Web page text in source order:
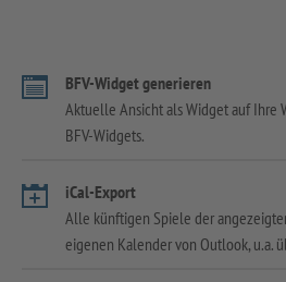
BFV-Widget generieren
Aktuelle Ansicht als Widget auf Ihre
BFV-Widgets.
iCal-Export
Alle künftigen Spiele der
eigenen Kalender von Outlook, u.a.